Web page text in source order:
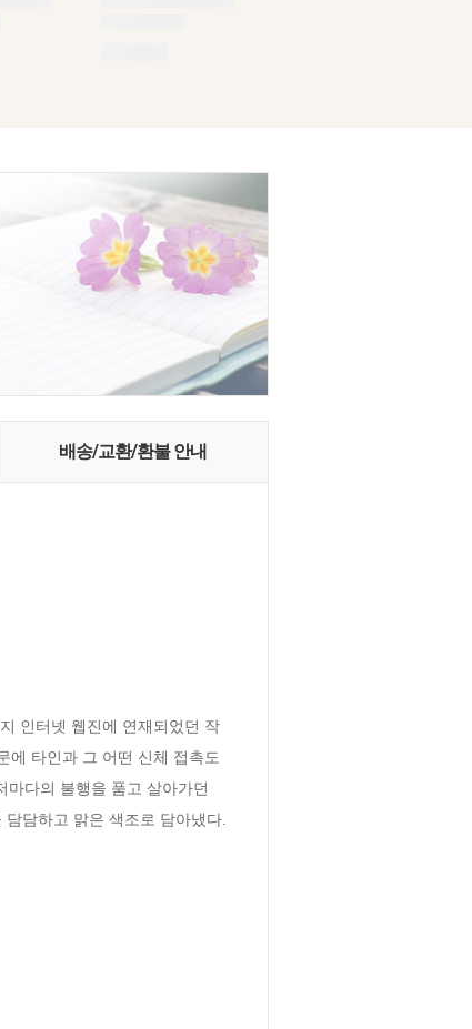
배송/교환/환불 안내
인터넷 웹진에 연재되었던 작
에 타인과 그 어떤 신체 접촉도
다의 불행을 품고 살아가던
담하고 맑은 색조로 담아냈다.